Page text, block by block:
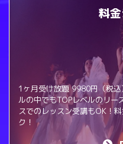
料
1ヶ月受け放題 9980円（税
ルの中でもTOPレベルのリー
スでのレッスン受講もOK！
ク！